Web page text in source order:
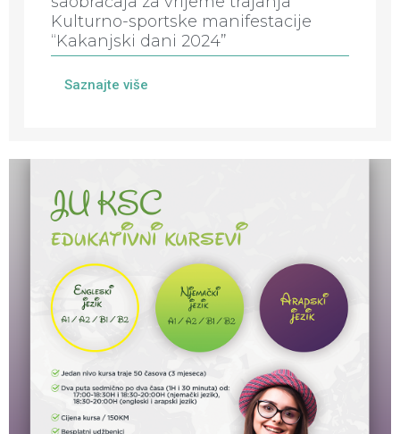
Kulturno-sportske manifestacije
“Kakanjski dani 2024”
Saznajte više